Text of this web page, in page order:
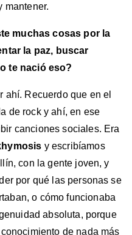
mantener.
muchas cosas por la
la paz, buscar
te nació eso?
ahí. Recuerdo que en el
de rock y ahí, en ese
canciones sociales. Era
y escribíamos
con la gente joven, y
por qué las personas se
o cómo funcionaba
absoluta, porque
de nada más